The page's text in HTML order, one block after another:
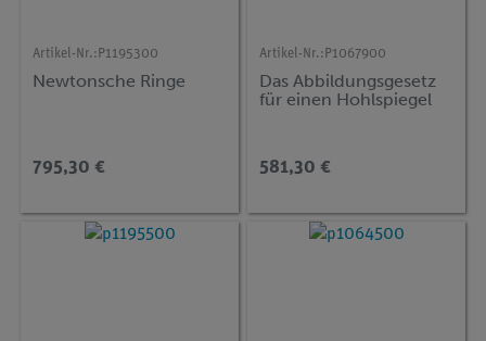
Artikel-Nr.: P1195300
Newtonsche Ringe
795,30 €
Artikel-Nr.: P1067900
Das Abbildungsgesetz
für einen Hohlspiegel
581,30 €